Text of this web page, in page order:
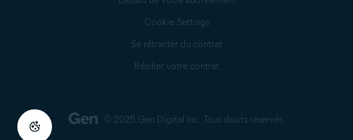
© 2025 Gen Digital Inc. Tous droits réservés.
Cookie Settings
Se rétracter du contrat
Résilier votre contrat